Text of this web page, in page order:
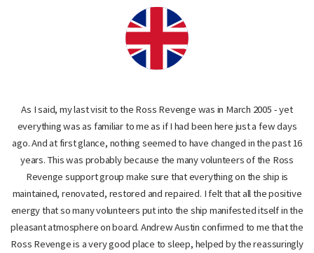
As I said, my last visit to the Ross Revenge was in March 2005 - yet
everything was as familiar to me as if I had been here just a few days
ago. And at first glance, nothing seemed to have changed in the past 16
years. This was probably because the many volunteers of the Ross
Revenge support group make sure that everything on the ship is
maintained, renovated, restored and repaired. I felt that all the positive
energy that so many volunteers put into the ship manifested itself in the
pleasant atmosphere on board. Andrew Austin confirmed to me that the
Ross Revenge is a very good place to sleep, helped by the reassuringly